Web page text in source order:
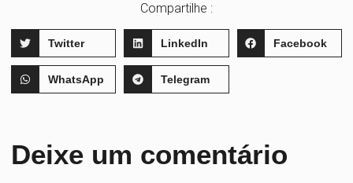
Compartilhe :
Twitter LinkedIn Facebook
WhatsApp Telegram
Deixe um comentário